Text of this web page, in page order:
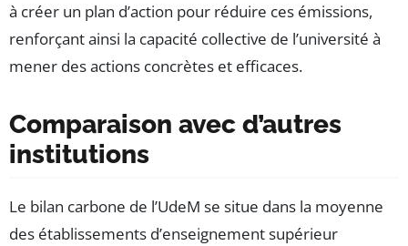
à créer un plan d’action pour réduire ces émissions,
renforçant ainsi la capacité collective de l’université à
mener des actions concrètes et efficaces.
Comparaison avec d’autres
institutions
Le bilan carbone de l’UdeM se situe dans la moyenne
des établissements d’enseignement supérieur